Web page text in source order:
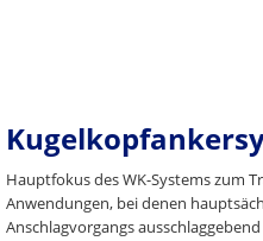
Hauptfokus des WK-Systems zum
Anwendungen, bei denen
Anschlagvorgangs